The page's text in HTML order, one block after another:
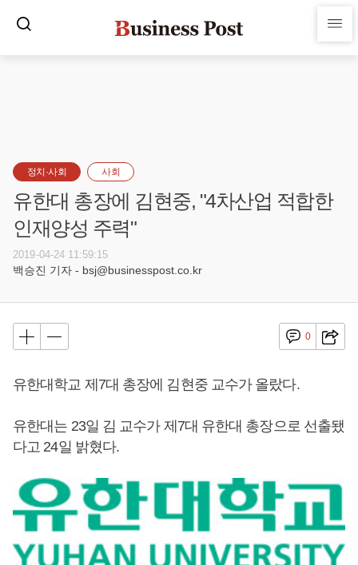
정치·사회 사회
유한대 총장에 김현중, "4차산업 적합한
인재양성 주력"
2019-04-24 11:59:15
백승진 기자 - bsj@businesspost.co.kr
0
유한대학교 제7대 총장에 김현중 교수가 올랐다.
유한대는 23일 김 교수가 제7대 유한대 총장으로 선출됐
다고 24일 밝혔다.